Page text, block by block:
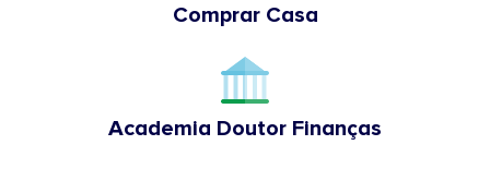
Comprar Casa
Academia Doutor Finanças